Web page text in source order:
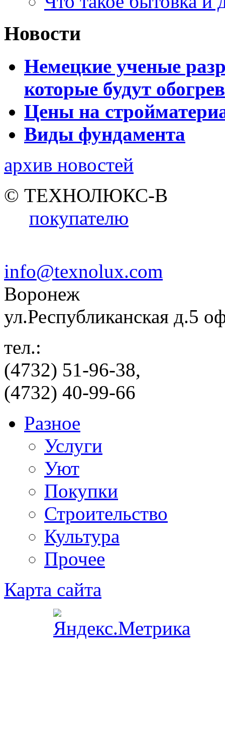
Новости
Немецкие ученые
которые будут
Цены на
Виды фундамента
архив новостей
© ТЕХНОЛЮКС-В
покупателю
info@texnolux.com
Воронеж
ул.Республиканская д.5
тел.:
(4732) 51-96-38,
(4732) 40-99-66
Разное
Услуги
Уют
Покупки
Строительство
Культура
Прочее
Карта сайта